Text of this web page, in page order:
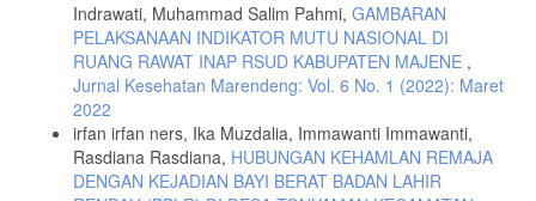
H., & Liu, Y. (2018). Fruit and vegetable consumption and its relation
to risk of asthenopia among Chinese college students. International
Journal of Ophthalmology, 11(6), 1020–1027.
https://doi.org/10.18240/ijo.2018.06.21
Iswidharmanjaya, D., & Agency, B. (2014). Bila Si Kecil Bermain
Gadget. Yogyakarta: Electonic Book ( Ebook ).
Kartini, K., H, A., A, Z. N., Yenny, Y., & C, A. (2021). Penyuluhan
Menjaga Kesehatan Mata Anak Selama Pembelajaran Daring Di Masa
Indrawati, Muhammad Salim Pahmi, GAMBARAN
PELAKSANAAN INDIKATOR MUTU NASIONAL DI
RUANG RAWAT INAP RSUD KABUPATEN MAJENE ,
Jurnal Kesehatan Marendeng: Vol. 6 No. 1 (2022): Maret
2022
irfan irfan ners, Ika Muzdalia, Immawanti Immawanti,
Rasdiana Rasdiana, HUBUNGAN KEHAMLAN REMAJA
DENGAN KEJADIAN BAYI BERAT BADAN LAHIR